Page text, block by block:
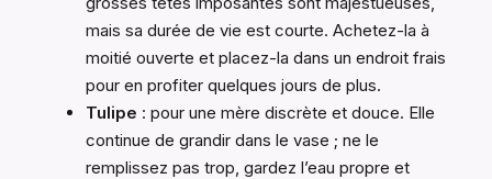
mais sa durée de vie est courte. Achetez-la à
moitié ouverte et placez-la dans un endroit frais
pour en profiter quelques jours de plus.
Tulipe : pour une mère discrète et douce. Elle
continue de grandir dans le vase ; ne le
remplissez pas trop, gardez l’eau propre et